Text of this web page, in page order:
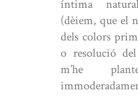
íntima
(dèiem, que el
dels colors
o resolució
m’he